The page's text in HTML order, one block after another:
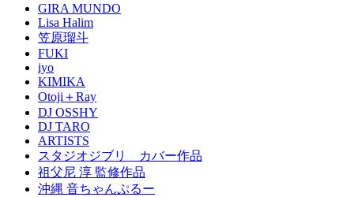
GIRA MUNDO
Lisa Halim
笠原瑠斗
FUKI
iyo
KIMIKA
Otoji＋Ray
DJ OSSHY
DJ TARO
ARTISTS
スタジオジブリ カバー作品
祖父尼 淳 監修作品
沖縄 音ちゃんぷるー